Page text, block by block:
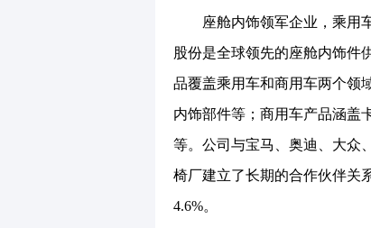
座舱内饰领军企业，乘用车
股份是全球领先的座舱内饰件
品覆盖乘用车和商用车两个领
内饰部件等；商用车产品涵盖
等。公司与宝马、奥迪、大众
椅厂建立了长期的合作伙伴关
4.6%。